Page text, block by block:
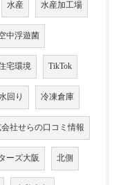
水産 水産加工場
中浮遊菌
宅環境 TikTok
回り 冷凍倉庫
社せらの口コミ情報
ーズ大阪 北側